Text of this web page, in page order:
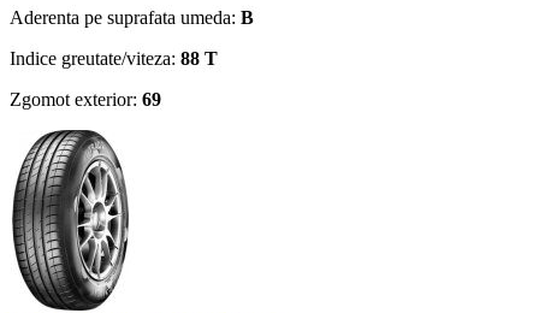
Aderenta pe suprafata umeda: B
Indice greutate/viteza: 88 T
Zgomot exterior: 69